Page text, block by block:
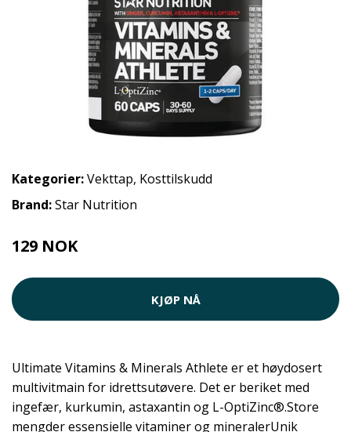
Kategorier:Vekttap, Kosttilskudd
Brand:Star Nutrition
129 NOK
KJØP NÅ
Ultimate Vitamins & Minerals Athlete er et høydosert
multivitmain for idrettsutøvere. Det er beriket med
ingefær, kurkumin, astaxantin og L-OptiZinc®.Store
mengder essensielle vitaminer og mineralerUnik